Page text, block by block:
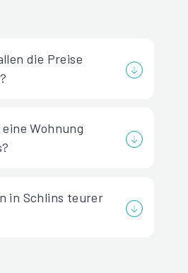
die Preise
Wohnung
in Schlins teurer